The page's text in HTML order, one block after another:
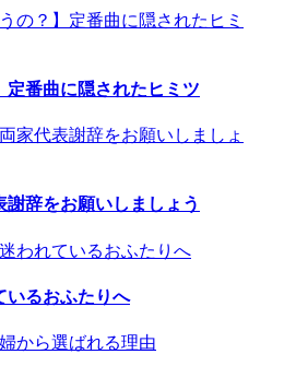
定番曲に隠されたヒミツ
謝辞をお願いしましょう
いるおふたりへ